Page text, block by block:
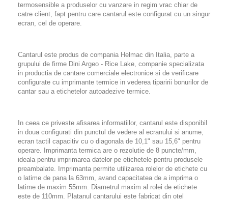
termosensible a produselor cu vanzare in regim vrac chiar de
catre client, fapt pentru care cantarul este configurat cu un singur
ecran, cel de operare.
Cantarul este produs de compania Helmac din Italia, parte a
grupului de firme Dini Argeo - Rice Lake, companie specializata
in productia de cantare comerciale electronice si de verificare
configurate cu imprimante termice in vederea tiparirii bonurilor de
cantar sau a etichetelor autoadezive termice.
In ceea ce priveste afisarea informatiilor, cantarul este disponibil
in doua configurati din punctul de vedere al ecranului si anume,
ecran tactil capacitiv cu o diagonala de 10,1" sau 15,6" pentru
operare. Imprimanta termica are o rezolutie de 8 puncte/mm,
ideala pentru imprimarea datelor pe etichetele pentru produsele
preambalate. Imprimanta permite utilizarea rolelor de etichete cu
o latime de pana la 63mm, avand capacitatea de a imprima o
latime de maxim 55mm. Diametrul maxim al rolei de etichete
este de 110mm. Platanul cantarului este fabricat din otel